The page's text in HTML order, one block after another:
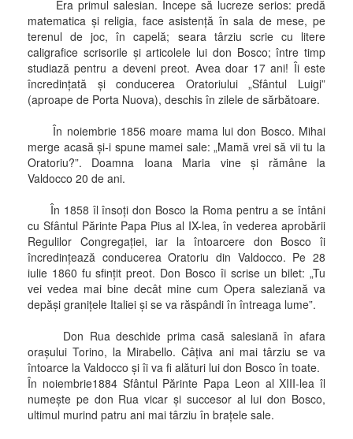
Era primul salesian. Începe să lucreze serios: predă
matematica şi religia, face asistenţă în sala de mese, pe
terenul de joc, în capelă; seara târziu scrie cu litere
caligrafice scrisorile şi articolele lui don Bosco; între timp
studiază pentru a deveni preot. Avea doar 17 ani! Îi este
încredinţată şi conducerea Oratoriului „Sfântul Luigi”
(aproape de Porta Nuova), deschis în zilele de sărbătoare.
În noiembrie 1856 moare mama lui don Bosco. Mihai
merge acasă şi-i spune mamei sale: „Mamă vrei să vii tu la
Oratoriu?”. Doamna Ioana Maria vine şi rămâne la
Valdocco 20 de ani.
În 1858 îl însoţi don Bosco la Roma pentru a se întâni
cu Sfântul Părinte Papa Pius al IX-lea, în vederea aprobării
Regulilor Congregaţiei, iar la întoarcere don Bosco îi
încredinţează conducerea Oratoriu din Valdocco. Pe 28
iulie 1860 fu sfinţit preot. Don Bosco îi scrise un bilet: „Tu
vei vedea mai bine decât mine cum Opera saleziană va
depăşi graniţele Italiei şi se va răspândi în întreaga lume”.
Don Rua deschide prima casă salesiană în afara
oraşului Torino, la Mirabello. Câţiva ani mai târziu se va
întoarce la Valdocco şi îi va fi alături lui don Bosco în toate.
În noiembrie1884 Sfântul Părinte Papa Leon al XIII-lea îl
numeşte pe don Rua vicar şi succesor al lui don Bosco,
ultimul murind patru ani mai târziu în braţele sale.